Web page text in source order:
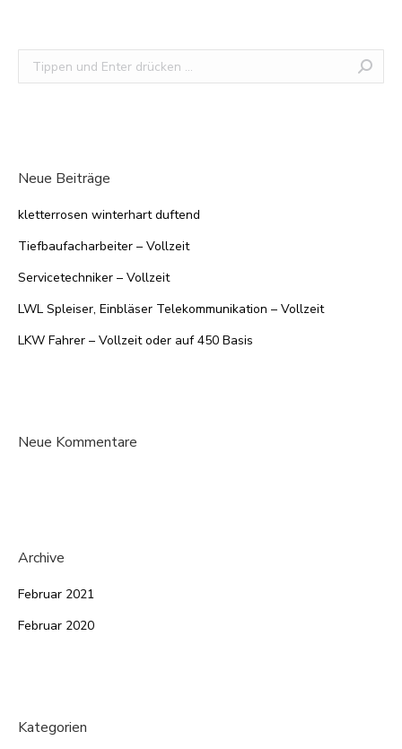
Search:
Neue Beiträge
kletterrosen winterhart duftend
Tiefbaufacharbeiter – Vollzeit
Servicetechniker – Vollzeit
LWL Spleiser, Einbläser Telekommunikation – Vollzeit
LKW Fahrer – Vollzeit oder auf 450 Basis
Neue Kommentare
Archive
Februar 2021
Februar 2020
Kategorien